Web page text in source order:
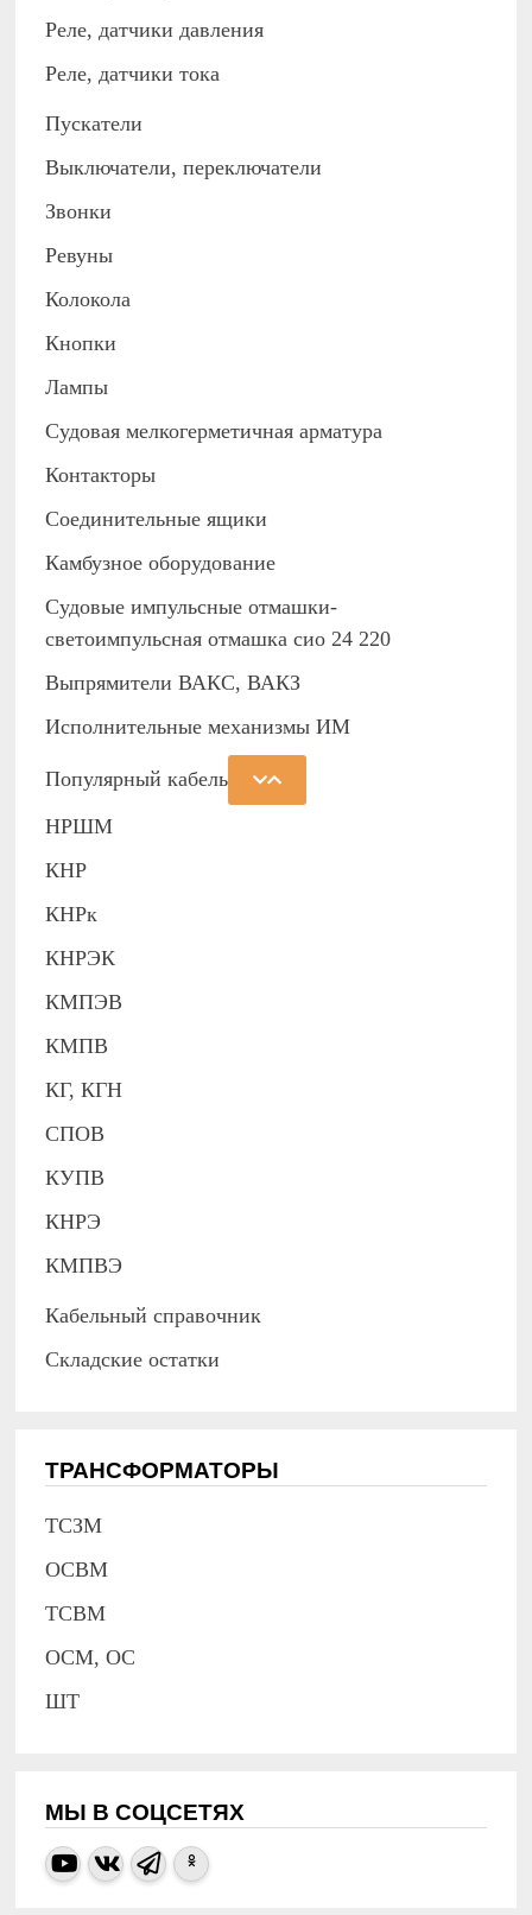
Реле, датчики давления
Реле, датчики тока
Пускатели
Выключатели, переключатели
Звонки
Ревуны
Колокола
Кнопки
Лампы
Судовая мелкогерметичная арматура
Контакторы
Соединительные ящики
Камбузное оборудование
Судовые импульсные отмашки-
светоимпульсная отмашка сио 24 220
Выпрямители ВАКС, ВАКЗ
Исполнительные механизмы ИМ
Популярный кабель
НРШМ
КНР
КНРк
КНРЭК
КМПЭВ
КМПВ
КГ, КГН
СПОВ
КУПВ
КНРЭ
КМПВЭ
Кабельный справочник
Складские остатки
ТРАНСФОРМАТОРЫ
ТСЗМ
ОСВМ
ТСВМ
ОСМ, ОС
ШТ
МЫ В СОЦСЕТЯХ